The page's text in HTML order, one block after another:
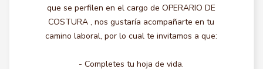
que se perfilen en el cargo de OPERARIO DE
COSTURA , nos gustaría acompañarte en tu
camino laboral, por lo cual te invitamos a que:
- Completes tu hoja de vida.